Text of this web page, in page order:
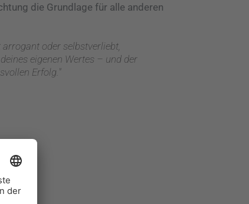
die Grundlage für alle anderen
oder selbstverliebt,
eigenen Wertes – und der
Erfolg."